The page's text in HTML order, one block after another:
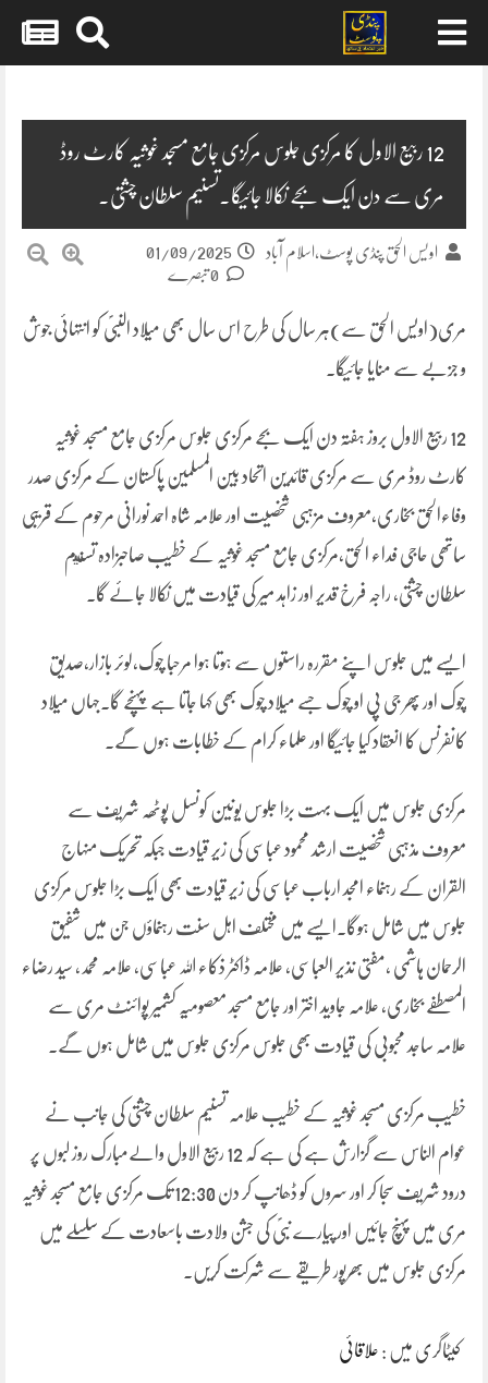
12 ربیع الاول کا مرکزی جلوس مرکزی جامع مسجد غوثیہ کارٹ روڈ
مری سے دن ایک بجے نکالا جائیگا۔تسنیم سلطان چشتی۔
اویس الحق پنڈی پوسٹ،اسلام آباد
01/09/2025
مری(اویس الحق سے)ہر سال کی طرح اس سال بھی میلاد النبیؐ کو انتہائی جوش
و جزبے سے منایا جائیگا۔
12 ربیع الاول بروز ہفتہ دن ایک بجے مرکزی جلوس مرکزی جامع مسجد غوثیہ
کارٹ روڈ مری سے مرکزی قائدین اتحاد بین المسلمین پاکستان کے مرکزی صدر
وفاءالحق بخاری،معروف مزہبی شخصیت اور علامہ شاہ احمد نورانی مرحوم کے قریبی
ساتھی حاجی فداء الحق،مرکزی جامع مسجد غوثیہ کے خطیب صاحبزادہ تسنيم
سلطان چشتی، راجہ فرخ قدیر اور زاہد میر کی قیادت میں نکالا جائے گا۔
ایسے میں جلوس اپنے مقررہ راستوں سے ہوتا ہوا مرحبا چوک،لوئر بازار،صدیق
چوک اور پھر جی پی او چوک جسے میلاد چوک بھی کہا جاتا ہے پہنچے گا۔جہاں میلاد
کانفرنس کا انعقاد کیا جائیگا اور علماء کرام کے خطابات ہوں گے۔
مرکزی جلوس میں ایک بہت بڑا جلوس یونین کونسل پوٹھہ شریف سے
معروف مذہبی شخصیت ارشد محمود عباسی کی زیر قیادت جبکہ تحریک منہاج
القران کے رہنماء امجد ارباب عباسی کی زیر قیادت بھی ایک بڑا جلوس مرکزی
جلوس میں شامل ہوگا۔ایسے میں مختلف اہل سنت رہنماؤں جن میں شفیق
الرحمان ہاشمی ،مفتی نذیر العباسی، علامہ ڈاکٹر ذکاء اللہ عباسی، علامہ محمد، سید رضاء
المصطفے بخاری، علامہ جاوید اختر اور جامع مسجد معصومیہ کشمیر پوائنٹ مری سے
علامہ ساجد محبوبی کی قیادت بھی جلوس مرکزی جلوس میں شامل ہوں گے۔
خطیب مرکزی مسجد غوثیہ کے خطیب علامہ تسنیم سلطان چشتی کی جانب نے
عوام الناس سے گزارش ہے کی ہے کہ 12 ربیع الاول والےمبارک روز لبوں پر
درود شریف سجا کر اور سروں کو ڈھانپ کر دن 12:30 تک مرکزی جامع مسجد غوثیہ
مری میں پہنچ جائیں اور پیارے نبیؐ کی جشن ولادت باسعادت کے سلسلے میں
مرکزی جلوس میں بھرپور طریقے سے شرکت کریں۔
کیٹاگری میں : علاقائی